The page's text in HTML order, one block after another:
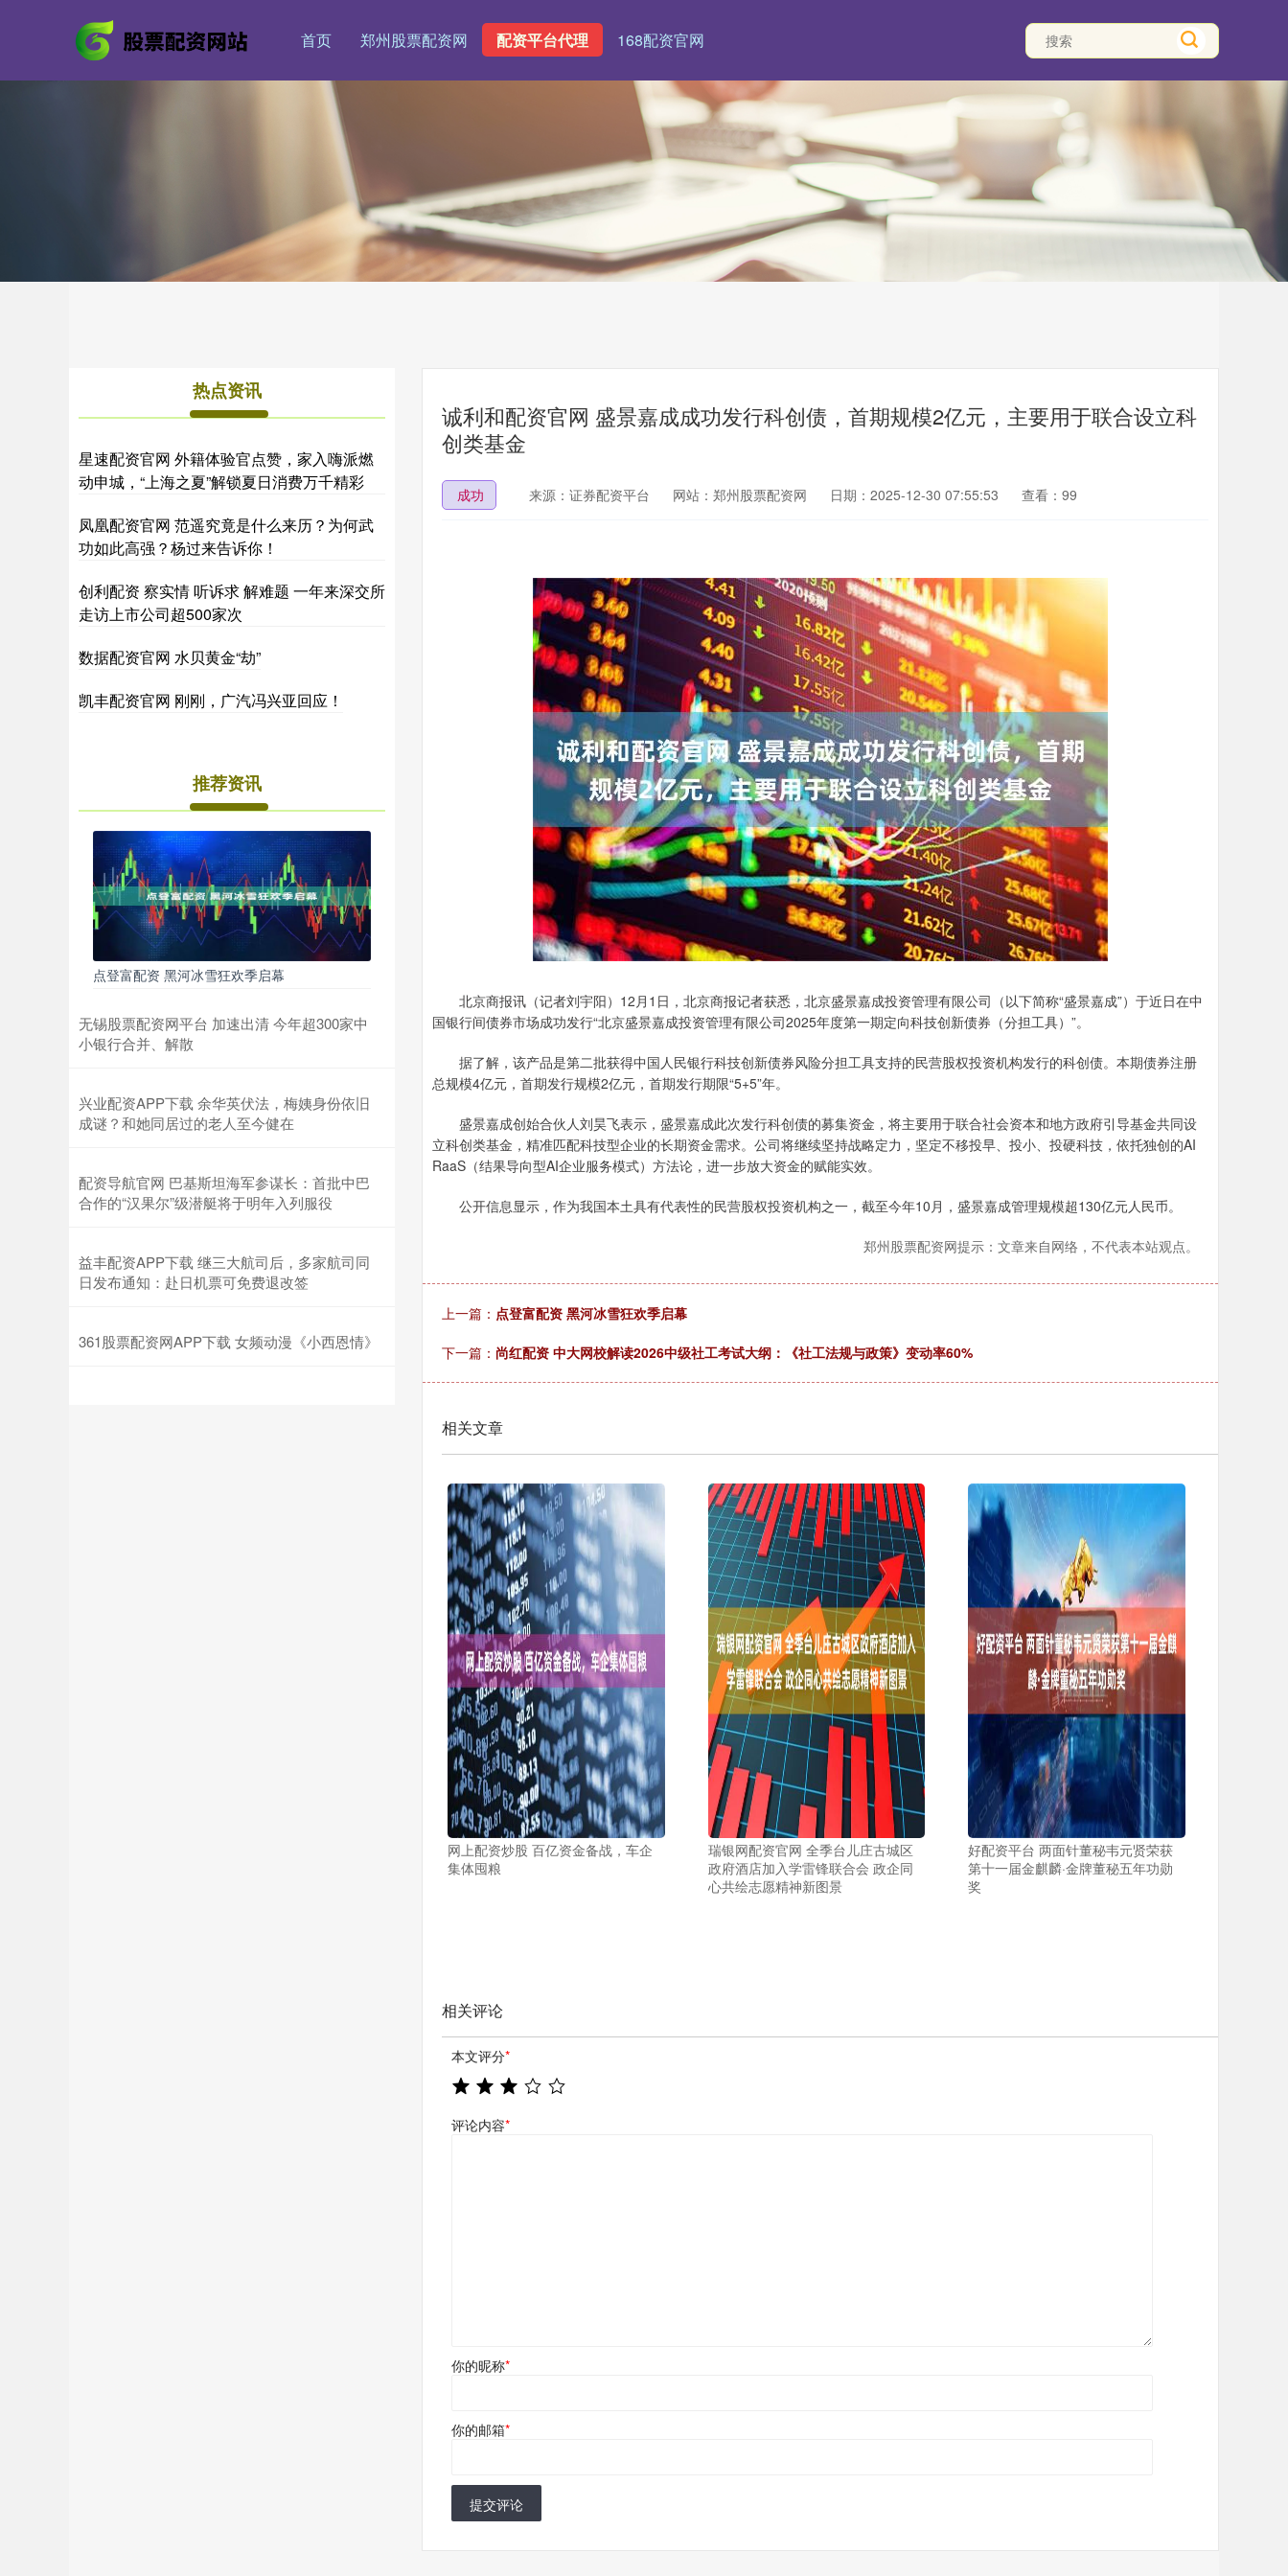
首页 郑州股票配资网 配资平台代理 168配资官网
诚利和配资官网 盛景嘉成成功发行科创债，首期规模2亿元，主要用于联合设立科
创类基金
成功 来源：证券配资平台 网站：郑州股票配资网 日期：2025-12-30 07:55:53 查看：99
北京商报讯（记者刘宇阳）12月1日，北京商报记者获悉，北京盛景嘉成投资管理有限公司（以下简称“盛景嘉成”）于近日在中
国银行间债券市场成功发行“北京盛景嘉成投资管理有限公司2025年度第一期定向科技创新债券（分担工具）”。
据了解，该产品是第二批获得中国人民银行科技创新债券风险分担工具支持的民营股权投资机构发行的科创债。本期债券注册
总规模4亿元，首期发行规模2亿元，首期发行期限“5+5”年。
盛景嘉成创始合伙人刘昊飞表示，盛景嘉成此次发行科创债的募集资金，将主要用于联合社会资本和地方政府引导基金共同设
立科创类基金，精准匹配科技型企业的长期资金需求。公司将继续坚持战略定力，坚定不移投早、投小、投硬科技，依托独创的AI
RaaS（结果导向型AI企业服务模式）方法论，进一步放大资金的赋能实效。
公开信息显示，作为我国本土具有代表性的民营股权投资机构之一，截至今年10月，盛景嘉成管理规模超130亿元人民币。
郑州股票配资网提示：文章来自网络，不代表本站观点。
上一篇： 点登富配资 黑河冰雪狂欢季启幕
下一篇： 尚红配资 中大网校解读2026中级社工考试大纲：《社工法规与政策》变动率60%
相关文章
网上配资炒股 百亿资金备战，车企
集体囤粮
瑞银网配资官网 全季台儿庄古城区
政府酒店加入学雷锋联合会 政企同
心共绘志愿精神新图景
好配资平台 两面针董秘韦元贤荣获
第十一届金麒麟·金牌董秘五年功勋
奖
相关评论
本文评分*
评论内容*
你的昵称*
你的邮箱*
提交评论
热点资讯
星速配资官网 外籍体验官点赞，家入嗨派燃
动申城，“上海之夏”解锁夏日消费万千精彩
凤凰配资官网 范遥究竟是什么来历？为何武
功如此高强？杨过来告诉你！
创利配资 察实情 听诉求 解难题 一年来深交所
走访上市公司超500家次
数据配资官网 水贝黄金“劫”
凯丰配资官网 刚刚，广汽冯兴亚回应！
推荐资讯
点登富配资 黑河冰雪狂欢季启幕
无锡股票配资网平台 加速出清 今年超300家中
小银行合并、解散
兴业配资APP下载 余华英伏法，梅姨身份依旧
成谜？和她同居过的老人至今健在
配资导航官网 巴基斯坦海军参谋长：首批中巴
合作的“汉果尔”级潜艇将于明年入列服役
益丰配资APP下载 继三大航司后，多家航司同
日发布通知：赴日机票可免费退改签
361股票配资网APP下载 女频动漫《小西恩情》